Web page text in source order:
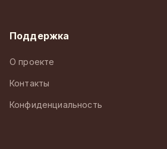
Поддержка
О проекте
Контакты
Конфиденциальность